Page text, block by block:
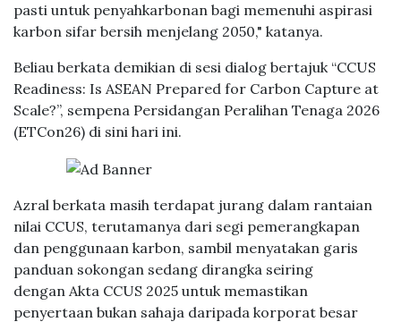
pasti untuk penyahkarbonan bagi memenuhi aspirasi
karbon sifar bersih menjelang 2050," katanya.
Beliau berkata demikian di sesi dialog bertajuk “CCUS
Readiness: Is ASEAN Prepared for Carbon Capture at
Scale?”, sempena Persidangan Peralihan Tenaga 2026
(ETCon26) di sini hari ini.
Azral berkata masih terdapat jurang dalam rantaian
nilai CCUS, terutamanya dari segi pemerangkapan
dan penggunaan karbon, sambil menyatakan garis
panduan sokongan sedang dirangka seiring
dengan Akta CCUS 2025 untuk memastikan
penyertaan bukan sahaja daripada korporat besar